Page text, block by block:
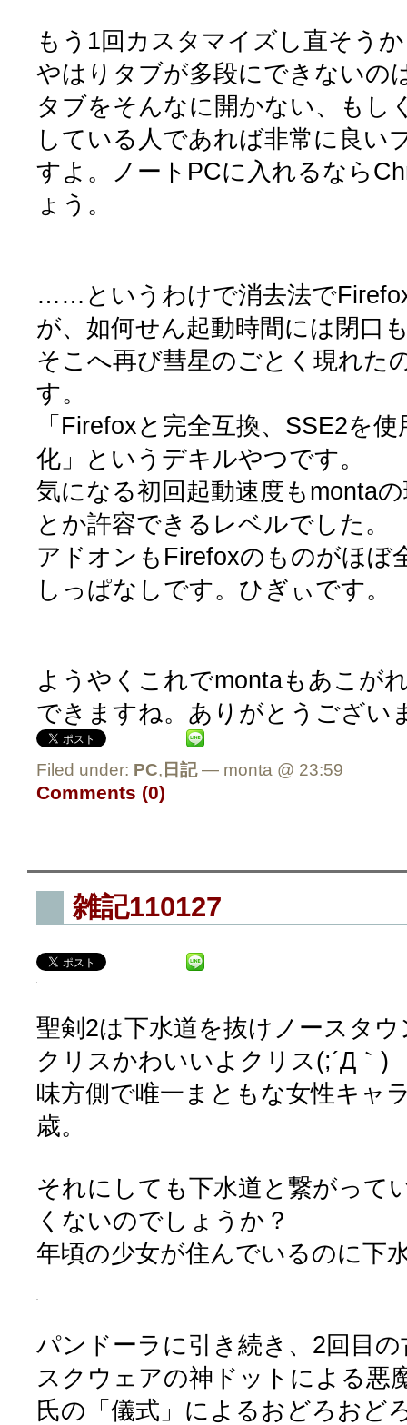
もう1回カスタマイズし直そう
やはりタブが多段にできないの
タブをそんなに開かない、もし
している人であれば非常に良い
すよ。ノートPCに入れるなら
ょう。
……というわけで消去法で
が、如何せん起動時間には閉口
そこへ再び彗星のごとく現れた
す。
「Firefoxと完全互換、SSE2を
化」というデキルやつです。
気になる初回起動速度もmonta
とか許容できるレベルでした。
アドオンもFirefoxのものがほぼ
しっぱなしです。ひぎぃです。
ようやくこれでmontaもあこが
できますね。ありがとうござい
Filed under: PC, 日記— monta @ 23:59
Comments (0)
雑記110127
聖剣2は下水道を抜けノースタ
クリスかわいいよクリス(;´Д｀)
味方側で唯一まともな女性キャ
歳。
それにしても下水道と繋がって
くないのでしょうか？
年頃の少女が住んでいるのに下
パンドーラに引き続き、2回目
スクウェアの神ドットによる悪
氏の「儀式」によるおどろおど